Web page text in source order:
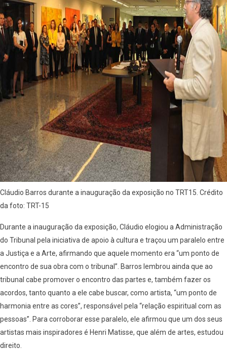
Cláudio Barros durante a inauguração da exposição no TRT15. Crédito
da foto: TRT-15
Durante a inauguração da exposição, Cláudio elogiou a Administração
do Tribunal pela iniciativa de apoio à cultura e traçou um paralelo entre
a Justiça e a Arte, afirmando que aquele momento era “um ponto de
encontro de sua obra com o tribunal”. Barros lembrou ainda que ao
tribunal cabe promover o encontro das partes e, também fazer os
acordos, tanto quanto a ele cabe buscar, como artista, “um ponto de
harmonia entre as cores”, responsável pela “relação espiritual com as
pessoas”. Para corroborar esse paralelo, ele afirmou que um dos seus
artistas mais inspiradores é Henri Matisse, que além de artes, estudou
direito.